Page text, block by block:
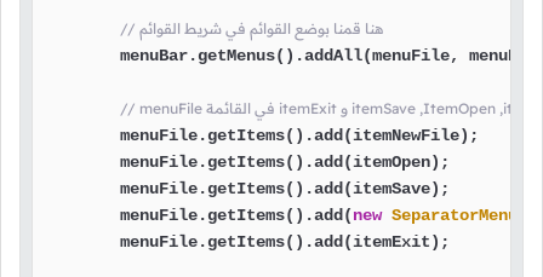
// هنا قمنا بوضع القوائم في شريط القوائم
menuBar.getMenus().addAll(menuFile,
        menuFile.getItems().add(itemNewFile);
        menuFile.getItems().add(itemOpen);
        menuFile.getItems().add(itemSave);
        menuFile.getItems().add(
new
        menuFile.getItems().add(itemExit);